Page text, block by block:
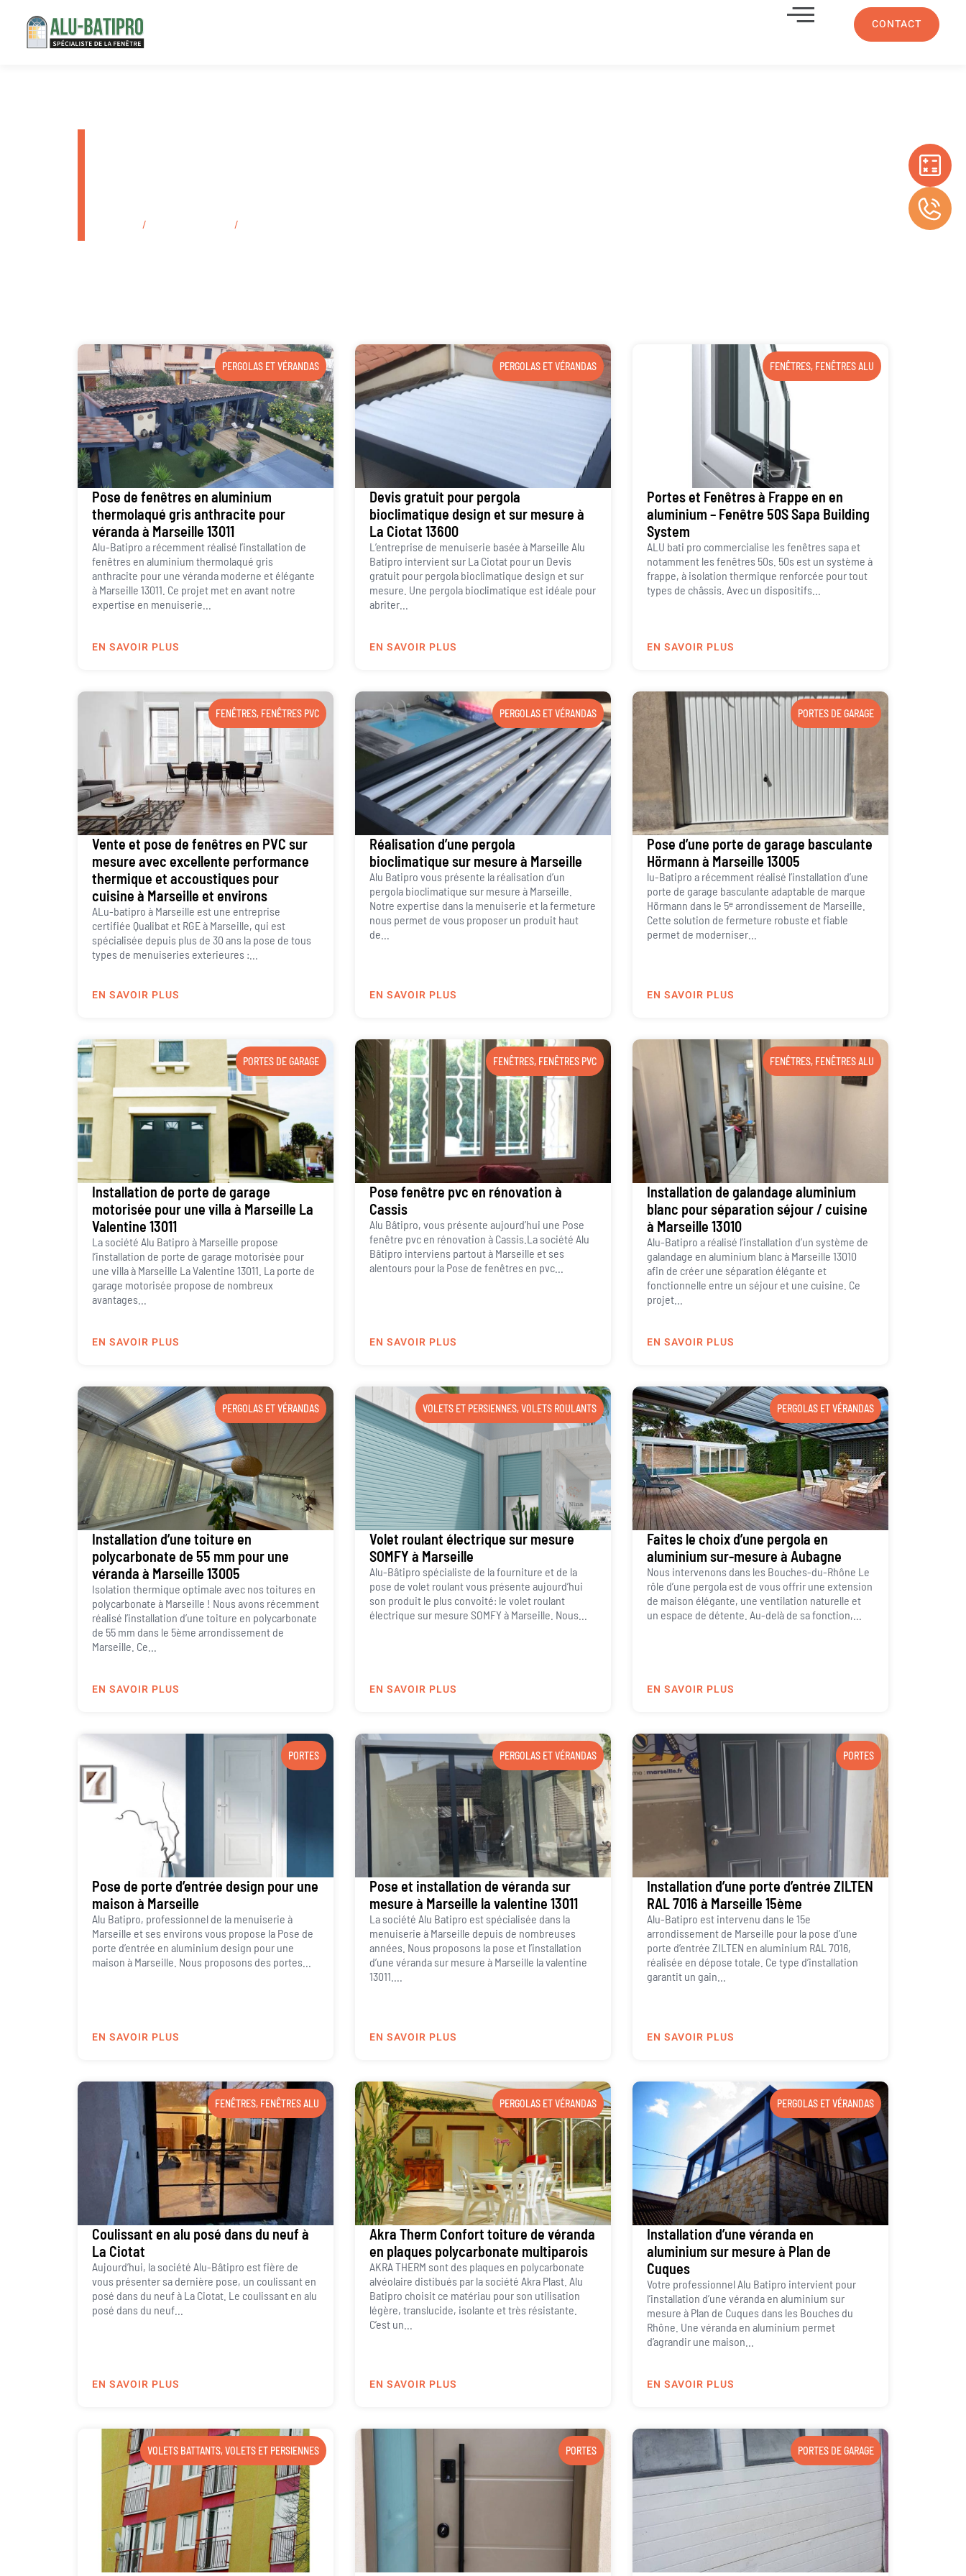
CONTACT
/ /
PERGOLAS ET VÉRANDAS
Pose de fenêtres en aluminium
thermolaqué gris anthracite pour
véranda à Marseille 13011
Alu-Batipro a récemment réalisé l’installation de
fenêtres en aluminium thermolaqué gris
anthracite pour une véranda moderne et élégante
à Marseille 13011. Ce projet met en avant notre
expertise en menuiserie...
EN SAVOIR PLUS
PERGOLAS ET VÉRANDAS
Devis gratuit pour pergola
bioclimatique design et sur mesure à
La Ciotat 13600
L’entreprise de menuiserie basée à Marseille Alu
Batipro intervient sur La Ciotat pour un Devis
gratuit pour pergola bioclimatique design et sur
mesure. Une pergola bioclimatique est idéale pour
abriter...
EN SAVOIR PLUS
FENÊTRES, FENÊTRES ALU
Portes et Fenêtres à Frappe en en
aluminium – Fenêtre 50S Sapa Building
System
ALU bati pro commercialise les fenêtres sapa et
notamment les fenêtres 50s. 50s est un système à
frappe, à isolation thermique renforcée pour tout
types de châssis. Avec un dispositifs...
EN SAVOIR PLUS
FENÊTRES, FENÊTRES PVC
Vente et pose de fenêtres en PVC sur
mesure avec excellente performance
thermique et accoustiques pour
cuisine à Marseille et environs
ALu-batipro à Marseille est une entreprise
certifiée Qualibat et RGE à Marseille, qui est
spécialisée depuis plus de 30 ans la pose de tous
types de menuiseries exterieures :...
EN SAVOIR PLUS
PERGOLAS ET VÉRANDAS
Réalisation d’une pergola
bioclimatique sur mesure à Marseille
Alu Batipro vous présente la réalisation d’un
pergola bioclimatique sur mesure à Marseille.
Notre expertise dans la menuiserie et la fermeture
nous permet de vous proposer un produit haut
de...
EN SAVOIR PLUS
PORTES DE GARAGE
Pose d’une porte de garage basculante
Hörmann à Marseille 13005
lu-Batipro a récemment réalisé l’installation d’une
porte de garage basculante adaptable de marque
Hörmann dans le 5ᵉ arrondissement de Marseille.
Cette solution de fermeture robuste et fiable
permet de moderniser...
EN SAVOIR PLUS
PORTES DE GARAGE
Installation de porte de garage
motorisée pour une villa à Marseille La
Valentine 13011
La société Alu Batipro à Marseille propose
l’installation de porte de garage motorisée pour
une villa à Marseille La Valentine 13011. La porte de
garage motorisée propose de nombreux
avantages...
EN SAVOIR PLUS
FENÊTRES, FENÊTRES PVC
Pose fenêtre pvc en rénovation à
Cassis
Alu Bâtipro, vous présente aujourd’hui une Pose
fenêtre pvc en rénovation à Cassis.La société Alu
Bâtipro interviens partout à Marseille et ses
alentours pour la Pose de fenêtres en pvc...
EN SAVOIR PLUS
FENÊTRES, FENÊTRES ALU
Installation de galandage aluminium
blanc pour séparation séjour / cuisine
à Marseille 13010
Alu-Batipro a réalisé l’installation d’un système de
galandage en aluminium blanc à Marseille 13010
afin de créer une séparation élégante et
fonctionnelle entre un séjour et une cuisine. Ce
projet...
EN SAVOIR PLUS
PERGOLAS ET VÉRANDAS
Installation d’une toiture en
polycarbonate de 55 mm pour une
véranda à Marseille 13005
Isolation thermique optimale avec nos toitures en
polycarbonate à Marseille ! Nous avons récemment
réalisé l’installation d’une toiture en polycarbonate
de 55 mm dans le 5ème arrondissement de
Marseille. Ce...
EN SAVOIR PLUS
VOLETS ET PERSIENNES,VOLETS ROULANTS
Volet roulant électrique sur mesure
SOMFY à Marseille
Alu-Bâtipro spécialiste de la fourniture et de la
pose de volet roulant vous présente aujourd’hui
son produit le plus convoité: le volet roulant
électrique sur mesure SOMFY à Marseille. Nous...
EN SAVOIR PLUS
PERGOLAS ET VÉRANDAS
Faites le choix d’une pergola en
aluminium sur-mesure à Aubagne
Nous intervenons dans les Bouches-du-Rhône Le
rôle d’une pergola est de vous offrir une extension
de maison élégante, une ventilation naturelle et
un espace de détente. Au-delà de sa fonction,...
EN SAVOIR PLUS
PORTES
Pose de porte d’entrée design pour une
maison à Marseille
Alu Batipro, professionnel de la menuiserie à
Marseille et ses environs vous propose la Pose de
porte d’entrée en aluminium design pour une
maison à Marseille. Nous proposons des portes...
EN SAVOIR PLUS
PERGOLAS ET VÉRANDAS
Pose et installation de véranda sur
mesure à Marseille la valentine 13011
La société Alu Batipro est spécialisée dans la
menuiserie à Marseille depuis de nombreuses
années. Nous proposons la pose et l’installation
d’une véranda sur mesure à Marseille la valentine
13011....
EN SAVOIR PLUS
PORTES
Installation d’une porte d’entrée ZILTEN
RAL 7016 à Marseille 15ème
Alu-Batipro est intervenu dans le 15e
arrondissement de Marseille pour la pose d’une
porte d’entrée ZILTEN en aluminium RAL 7016,
réalisée en dépose totale. Ce type d’installation
garantit un gain...
EN SAVOIR PLUS
FENÊTRES, FENÊTRES ALU
Coulissant en alu posé dans du neuf à
La Ciotat
Aujourd’hui, la société Alu-Bâtipro est fière de
vous présenter sa dernière pose, un coulissant en
posé dans du neuf à La Ciotat. Le coulissant en alu
posé dans du neuf...
EN SAVOIR PLUS
PERGOLAS ET VÉRANDAS
Akra Therm Confort toiture de véranda
en plaques polycarbonate multiparois
AKRA THERM sont des plaques en polycarbonate
alvéolaire distibués par la société Akra Plast. Alu
Batipro choisit ce matériau pour son utilisation
légère, translucide, isolante et très résistante.
C’est un...
EN SAVOIR PLUS
PERGOLAS ET VÉRANDAS
Installation d’une véranda en
aluminium sur mesure à Plan de
Cuques
Votre professionnel Alu Batipro intervient pour
l’installation d’une véranda en aluminium sur
mesure à Plan de Cuques dans les Bouches du
Rhône. Une véranda en aluminium permet
d’agrandir une maison...
EN SAVOIR PLUS
VOLETS BATTANTS,VOLETS ET PERSIENNES PORTES PORTES DE GARAGE